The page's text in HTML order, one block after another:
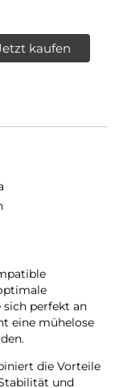
kaufen
perfekt an
eine mühelose
die Vorteile
und